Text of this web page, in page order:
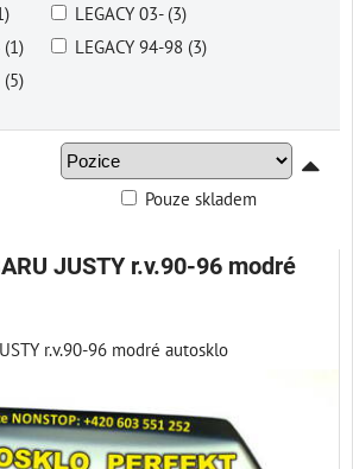
LEGACY 03- (3)
(1)
LEGACY 94-98 (3)
(5)
Pouze skladem
JUSTY r.v.90-96 modré
r.v.90-96 modré autosklo